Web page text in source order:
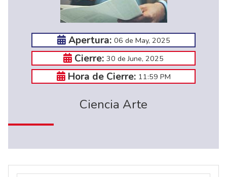
Apertura: 06 de May, 2025
Cierre: 30 de June, 2025
Hora de Cierre: 11:59 PM
Ciencia Arte